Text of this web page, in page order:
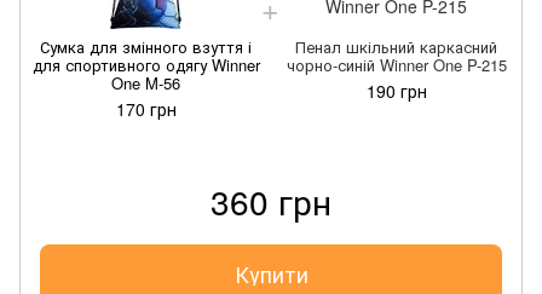
Сумка для змінного взуття і
для спортивного одягу Winner
One M-56
170 грн
Пенал шкільний каркасний
чорно-синій Winner One P-215
190 грн
360 грн
Купити